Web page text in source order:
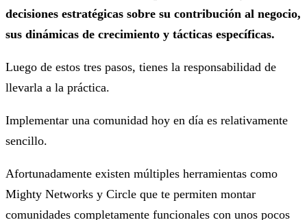
decisiones estratégicas sobre su contribución al negocio,
sus dinámicas de crecimiento y tácticas específicas.
Luego de estos tres pasos, tienes la responsabilidad de
llevarla a la práctica.
Implementar una comunidad hoy en día es relativamente
sencillo.
Afortunadamente existen múltiples herramientas como
Mighty Networks y Circle que te permiten montar
comunidades completamente funcionales con unos pocos